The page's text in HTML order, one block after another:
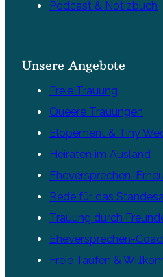
Podcast & Notizbuch
Unsere Angebote
Freie Trauung
Queere Trauungen
Elopement & Tiny
Heiraten im Ausland
Eheversprechen-
Rede für das
Trauung durch
Eheversprechen-
Freie Taufen &